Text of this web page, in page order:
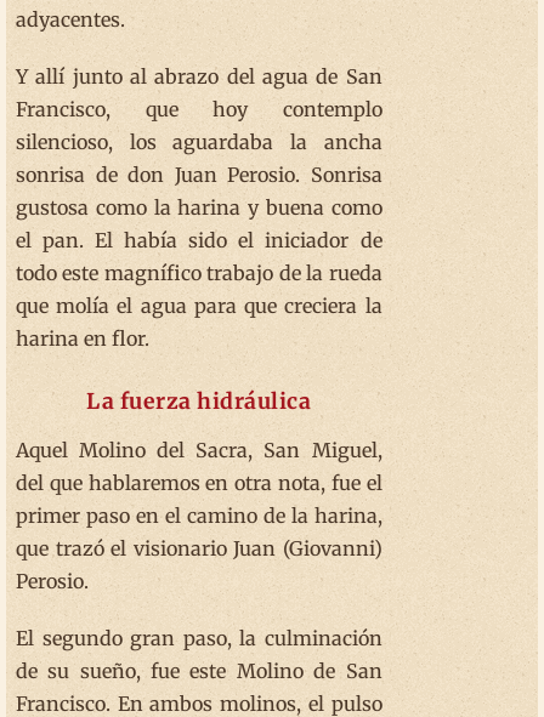
adyacentes.
Y allí junto al abrazo del agua de San
Francisco, que hoy contemplo
silencioso, los aguardaba la ancha
sonrisa de don Juan Perosio. Sonrisa
gustosa como la harina y buena como
el pan. El había sido el iniciador de
todo este magnífico trabajo de la rueda
que molía el agua para que creciera la
harina en flor.
La fuerza hidráulica
Aquel Molino del Sacra, San Miguel,
del que hablaremos en otra nota, fue el
primer paso en el camino de la harina,
que trazó el visionario Juan (Giovanni)
Perosio.
El segundo gran paso, la culminación
de su sueño, fue este Molino de San
Francisco. En ambos molinos, el pulso